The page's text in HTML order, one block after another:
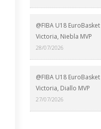
@FIBA U18
Victoria, Niebla MVP
28/07/2026
@FIBA U18
Victoria, Diallo MVP
27/07/2026